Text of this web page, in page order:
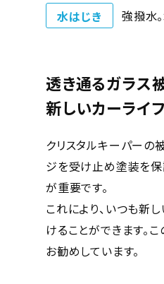
水はじき 強撥水
透き通るガラス
新しいカーライ
クリスタルキーパーの
ジを受け止め塗装を保
が重要です。
これにより、いつも新
けることができます。
お勧めしています。